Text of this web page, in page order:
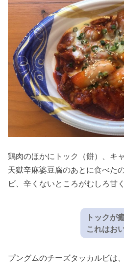
鶏肉のほかにトック（餅）、キ
天獄辛麻婆豆腐のあとに食べた
ビ、辛くないところがむしろ甘
トックが
これはお
プングムのチーズタッカルビは